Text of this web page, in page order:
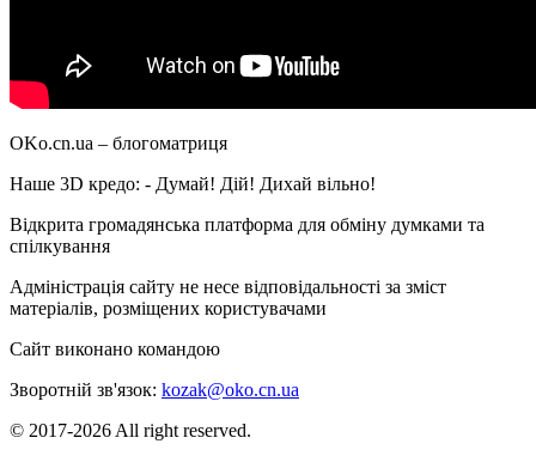
OKo.cn.ua – блогоматриця
Наше 3D кредо: - Думай! Дій! Дихай вільно!
Відкрита громадянська платформа для обміну думками та
спілкування
Адміністрація сайту не несе відповідальності за зміст
матеріалів, розміщених користувачами
Сайт виконано командою
Зворотній зв'язок: kozak@oko.cn.ua
© 2017-2026 All right reserved.